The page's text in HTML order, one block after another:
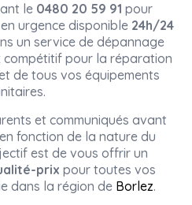
le 0480 20 59 91 pour
urgence disponible 24h/24
un service de dépannage
pour la réparation
de tous vos équipements
et communiqués avant
fonction de la nature du
est de vous offrir un
prix pour toutes vos
dans la région de Borlez.